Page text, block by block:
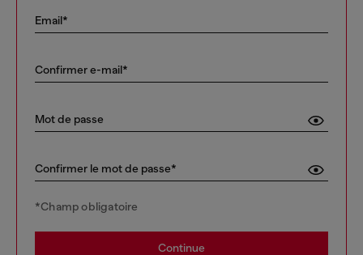
… et bien plus encore !
Email*
Confirmer e-mail*
Mot de passe
Confirmer le mot de passe*
*Champ obligatoire
Continue